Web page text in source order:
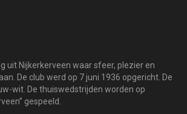
uit Nijkerkerveen waar sfeer, plezier en
De club werd op 7 juni 1936 opgericht. De
wit. De thuiswedstrijden worden op
gespeeld.